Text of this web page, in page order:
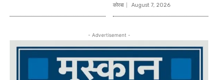
कोरबा August 7, 2026
- Advertisement -